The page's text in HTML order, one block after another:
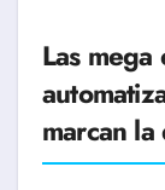
Las mega
marcan